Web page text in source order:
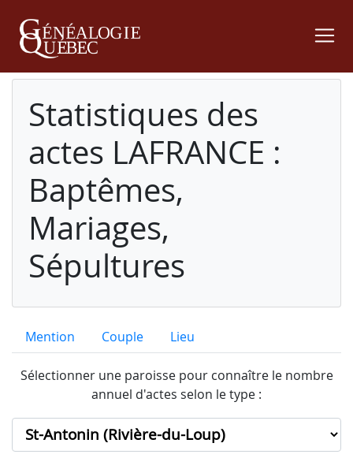
Statistiques des
actes LAFRANCE :
Baptêmes,
Mariages,
Sépultures
Mention Couple Lieu
Sélectionner une paroisse pour connaître le nombre
annuel d'actes selon le type :